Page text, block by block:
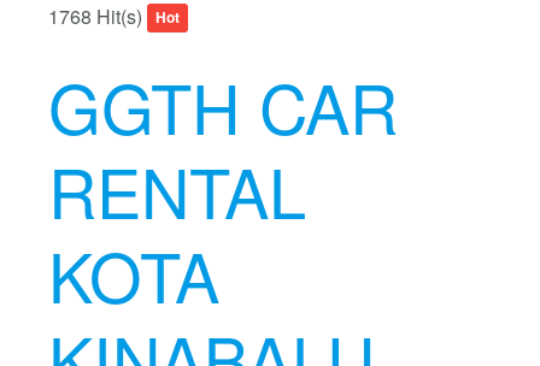
1768 Hit(s)
Hot
GGTH CAR
RENTAL
KOTA